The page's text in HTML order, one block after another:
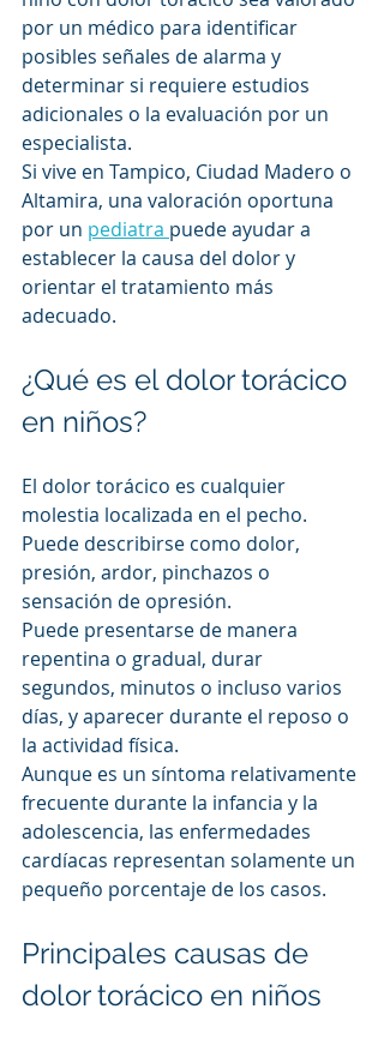
por un médico para identificar
posibles señales de alarma y
determinar si requiere estudios
adicionales o la evaluación por un
especialista.
Si vive en Tampico, Ciudad Madero o
Altamira, una valoración oportuna
por un pediatra puede ayudar a
establecer la causa del dolor y
orientar el tratamiento más
adecuado.
¿Qué es el dolor torácico
en niños?
El dolor torácico es cualquier
molestia localizada en el pecho.
Puede describirse como dolor,
presión, ardor, pinchazos o
sensación de opresión.
Puede presentarse de manera
repentina o gradual, durar
segundos, minutos o incluso varios
días, y aparecer durante el reposo o
la actividad física.
Aunque es un síntoma relativamente
frecuente durante la infancia y la
adolescencia, las enfermedades
cardíacas representan solamente un
pequeño porcentaje de los casos.
Principales causas de
dolor torácico en niños